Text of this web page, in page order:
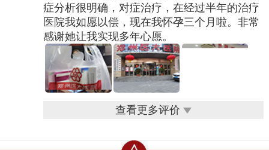
症分析很明确，对症治疗，在经过半年的治疗
医院我如愿以偿，现在我怀孕三个月啦。非常
感谢她让我实现多年心愿。
查看更多评价